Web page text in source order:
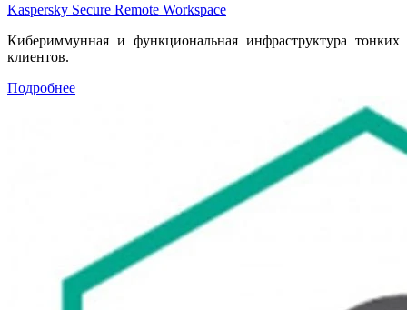
Kaspersky Secure Remote Workspace
Кибериммунная и функциональная инфраструктура тонких
клиентов.
Подробнее